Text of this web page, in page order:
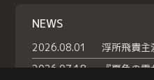
NEWS
2026.08.01
2026.07.18